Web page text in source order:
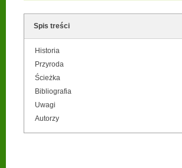
Spis treści
Historia
Przyroda
Ścieżka
Bibliografia
Uwagi
Autorzy